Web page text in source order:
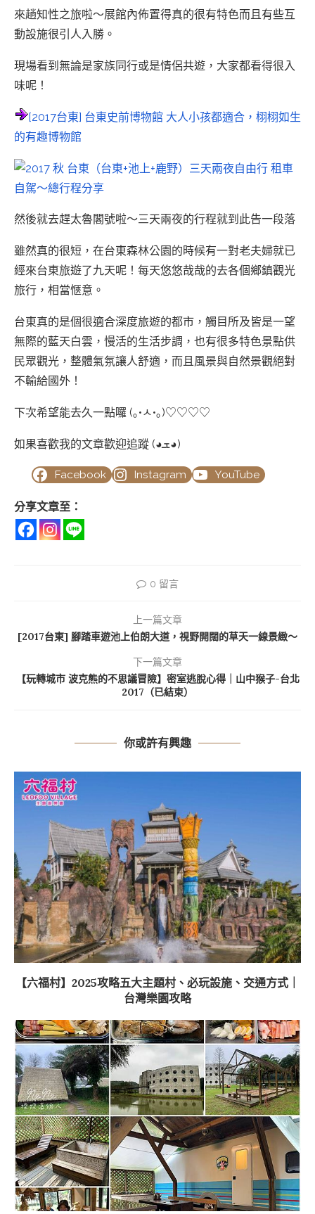
來趟知性之旅啦～展館內佈置得真的很有特色而且有些互
動設施很引人入勝。
現場看到無論是家族同行或是情侶共遊，大家都看得很入
味呢！
[2017台東] 台東史前博物館 大人小孩都適合，栩栩如生
的有趣博物館
然後就去趕太魯閣號啦～三天兩夜的行程就到此告一段落
雖然真的很短，在台東森林公園的時候有一對老夫婦就已
經來台東旅遊了九天呢！每天悠悠哉哉的去各個鄉鎮觀光
旅行，相當愜意。
台東真的是個很適合深度旅遊的都市，觸目所及皆是一望
無際的藍天白雲，慢活的生活步調，也有很多特色景點供
民眾觀光，整體氣氛讓人舒適，而且風景與自然景觀絕對
不輸給國外！
下次希望能去久一點囉 (｡•ㅅ•｡)♡♡♡♡
如果喜歡我的文章歡迎追蹤 (◕ܫ◕)
Facebook Instagram YouTube
分享文章至：
0 留言
上一篇文章
[2017台東] 腳踏車遊池上伯朗大道，視野開闊的草天一線景緻～
下一篇文章
【玩轉城市 波克熊的不思議冒險】密室逃脫心得｜山中猴子-台北
2017（已結束）
你或許有興趣
【六福村】2025攻略五大主題村、必玩設施、交通方式｜
台灣樂園攻略